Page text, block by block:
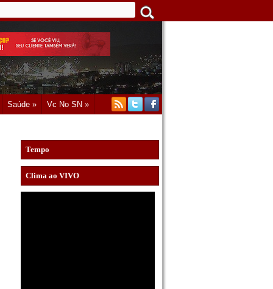
Saúde » Vc No SN »
Tempo
Clima ao VIVO